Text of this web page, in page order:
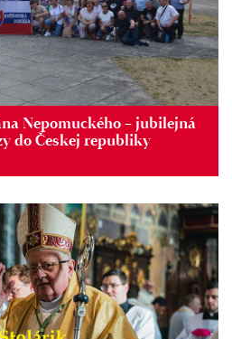
Nepomuckého – jubilejná
do Českej republiky